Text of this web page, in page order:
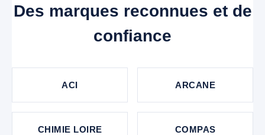
Des marques reconnues et de
confiance
ACI ARCANE
CHIMIE LOIRE COMPAS